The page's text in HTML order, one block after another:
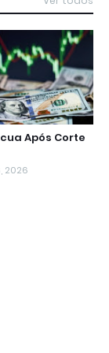
Após Corte
2026